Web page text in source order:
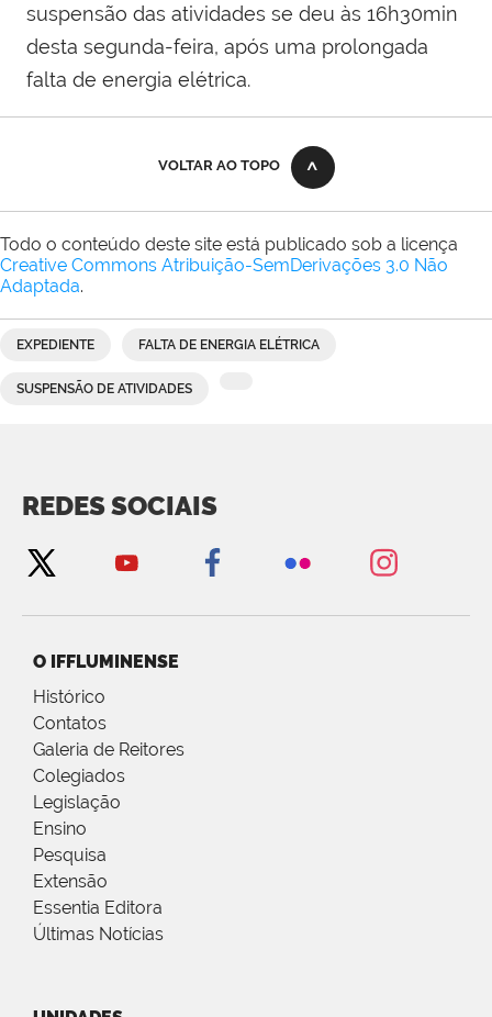
suspensão das atividades se deu às 16h30min
desta segunda-feira, após uma prolongada
falta de energia elétrica.
VOLTAR AO TOPO
Todo o conteúdo deste site está publicado sob a licença
Creative Commons Atribuição-SemDerivações 3.0 Não
Adaptada.
EXPEDIENTE FALTA DE ENERGIA ELÉTRICA
SUSPENSÃO DE ATIVIDADES
REDES SOCIAIS
O IFFLUMINENSE
Histórico
Contatos
Galeria de Reitores
Colegiados
Legislação
Ensino
Pesquisa
Extensão
Essentia Editora
Últimas Notícias